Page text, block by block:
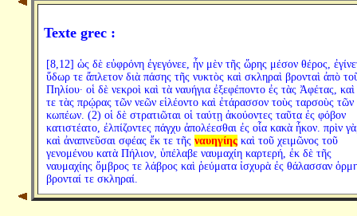
Texte grec :
[8,12] ὡς δὲ εὐφρόνη ἐγεγόνεε, ἦν μὲν τῆς ὥρης μέσον θέρος,
ὕδωρ τε ἄπλετον διὰ πάσης τῆς νυκτὸς καὶ σκληραὶ βρονταὶ ἀπὸ
Πηλίου· οἱ δὲ νεκροὶ καὶ τὰ ναυήγια ἐξεφέποντο ἐς τὰς Ἀφέτας, καὶ
τε τὰς πρῴρας τῶν νεῶν εἱλέοντο καὶ ἐτάρασσον τοὺς ταρσοὺς τῶν
κωπέων. (2) οἱ δὲ στρατιῶται οἱ ταύτῃ ἀκούοντες ταῦτα ἐς φόβον
κατιστέατο, ἐλπίζοντες πάγχυ ἀπολέεσθαι ἐς οἷα κακὰ ἧκον. πρὶν
καὶ ἀναπνεῦσαι σφέας ἔκ τε τῆς ναυηγίηςκαὶ τοῦ χειμῶνος τοῦ
γενομένου κατὰ Πήλιον, ὑπέλαβε ναυμαχίη καρτερή, ἐκ δὲ τῆς
ναυμαχίης ὄμβρος τε λάβρος καὶ ῥεύματα ἰσχυρὰ ἐς θάλασσαν
βρονταί τε σκληραί.